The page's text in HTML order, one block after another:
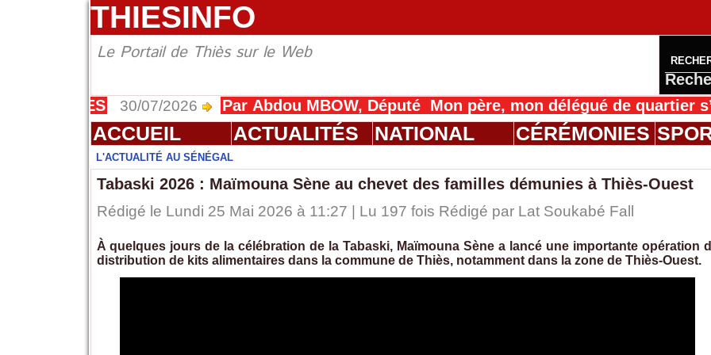
THIESINFO
Le Portail de Thiès sur le Web
30/07/2026 Par Abdou MBOW, Député Mon père, mon délégué de quartier s’en
ACCUEIL ACTUALITÉS NATIONAL CÉRÉMONIES
L'ACTUALITÉ AU SÉNÉGAL
Tabaski 2026 : Maïmouna Sène au chevet des familles démunies à Thiès-Ouest
Rédigé le Lundi 25 Mai 2026 à 11:27 | Lu 197 fois Rédigé par Lat Soukabé Fall
À quelques jours de la célébration de la Tabaski, Maïmouna Sène a lancé une importante opération
distribution de kits alimentaires dans la commune de Thiès, notamment dans la zone de Thiès-Ouest.